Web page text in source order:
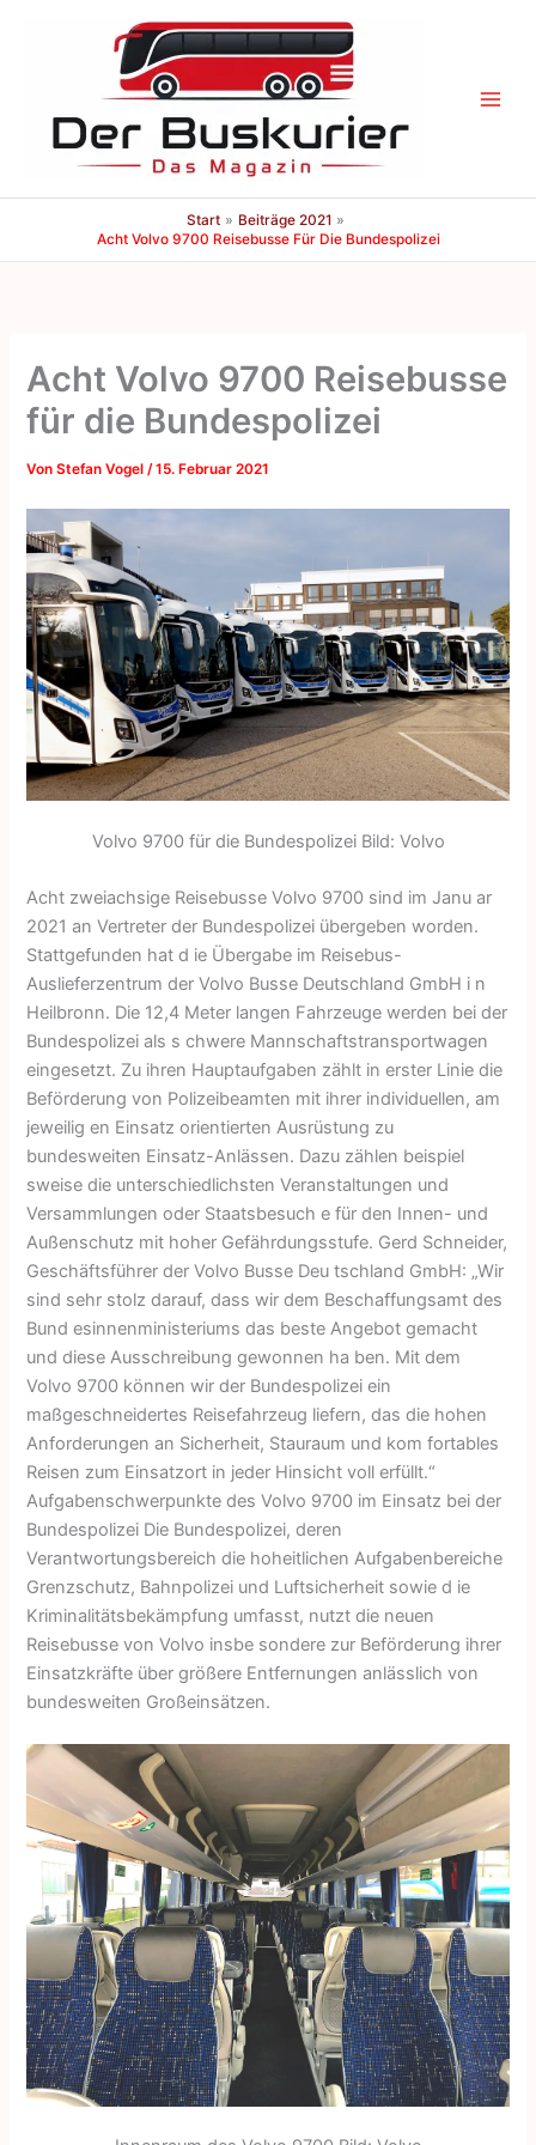
Start
Beiträge 2021
Acht Volvo 9700 Reisebusse Für Die Bundespolizei
Acht Volvo 9700 Reisebusse
für die Bundespolizei
VonStefan Vogel/15. Februar 2021
Volvo 9700 für die Bundespolizei Bild: Volvo
Acht zweiachsige Reisebusse Volvo 9700 sind im Janu ar
2021 an Vertreter der Bundespolizei übergeben worden.
Stattgefunden hat d ie Übergabe im Reisebus-
Auslieferzentrum der Volvo Busse Deutschland GmbH i n
Heilbronn. Die 12,4 Meter langen Fahrzeuge werden bei der
Bundespolizei als s chwere Mannschaftstransportwagen
eingesetzt. Zu ihren Hauptaufgaben zählt in erster Linie die
Beförderung von Polizeibeamten mit ihrer individuellen, am
jeweilig en Einsatz orientierten Ausrüstung zu
bundesweiten Einsatz-Anlässen. Dazu zählen beispiel
sweise die unterschiedlichsten Veranstaltungen und
Versammlungen oder Staatsbesuch e für den Innen- und
Außenschutz mit hoher Gefährdungsstufe. Gerd Schneider,
Geschäftsführer der Volvo Busse Deu tschland GmbH: „Wir
sind sehr stolz darauf, dass wir dem Beschaffungsamt des
Bund esinnenministeriums das beste Angebot gemacht
und diese Ausschreibung gewonnen ha ben. Mit dem
Volvo 9700 können wir der Bundespolizei ein
maßgeschneidertes Reisefahrzeug liefern, das die hohen
Anforderungen an Sicherheit, Stauraum und kom fortables
Reisen zum Einsatzort in jeder Hinsicht voll erfüllt.“
Aufgabenschwerpunkte des Volvo 9700 im Einsatz bei der
Bundespolizei Die Bundespolizei, deren
Verantwortungsbereich die hoheitlichen Aufgabenbereiche
Grenzschutz, Bahnpolizei und Luftsicherheit sowie d ie
Kriminalitätsbekämpfung umfasst, nutzt die neuen
Reisebusse von Volvo insbe sondere zur Beförderung ihrer
Einsatzkräfte über größere Entfernungen anlässlich von
bundesweiten Großeinsätzen.